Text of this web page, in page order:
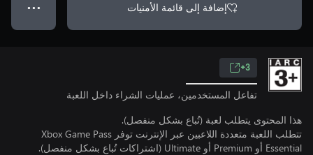
إضافة إلى قائمة الأمنيات ● ● ●
3+
تفاعل المستخدمين، عمليات الشراء داخل اللعبة
هذا المحتوى يتطلب لعبة (تُباع بشكل منفصل).
تتطلب اللعبة متعددة اللاعبين عبر الإنترنت توفر Xbox Game Pass
Essential أو Premium أو Ultimate (اشتراكات تُباع بشكل منفصل).